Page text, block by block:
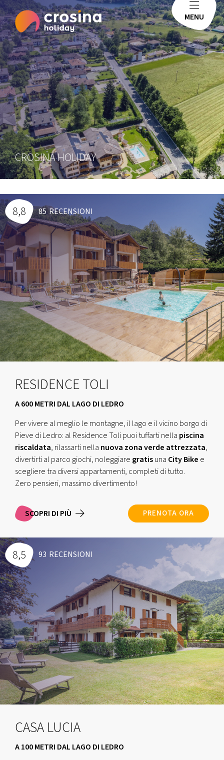
MENU
CROSINA HOLIDAY
8,8 85 RECENSIONI
RESIDENCE TOLI
A 600 METRI DAL LAGO DI LEDRO
Per vivere al meglio le montagne, il lago e il vicino borgo di
Pieve di Ledro: al Residence Toli puoi tuffarti nella piscina
riscaldata, rilassarti nella nuova zona verde attrezzata,
divertirti al parco giochi, noleggiare gratisuna City Bike e
scegliere tra diversi appartamenti, completi di tutto.
Zero pensieri, massimo divertimento!
SCOPRI DI PIÙ PRENOTA ORA
8,5 93 RECENSIONI
CASA LUCIA
A 100 METRI DAL LAGO DI LEDRO